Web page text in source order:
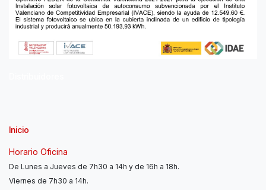
Inicio
Horario Oficina
De Lunes a Jueves de 7h30 a 14h y de 16h a 18h.
Viernes de 7h30 a 14h.